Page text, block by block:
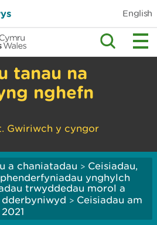
English
tanau na
nghefn
Gwiriwch y cyngor
a chaniatadau > Ceisiadau,
ynghylch
trwyddedau morol a
> Ceisiadau am